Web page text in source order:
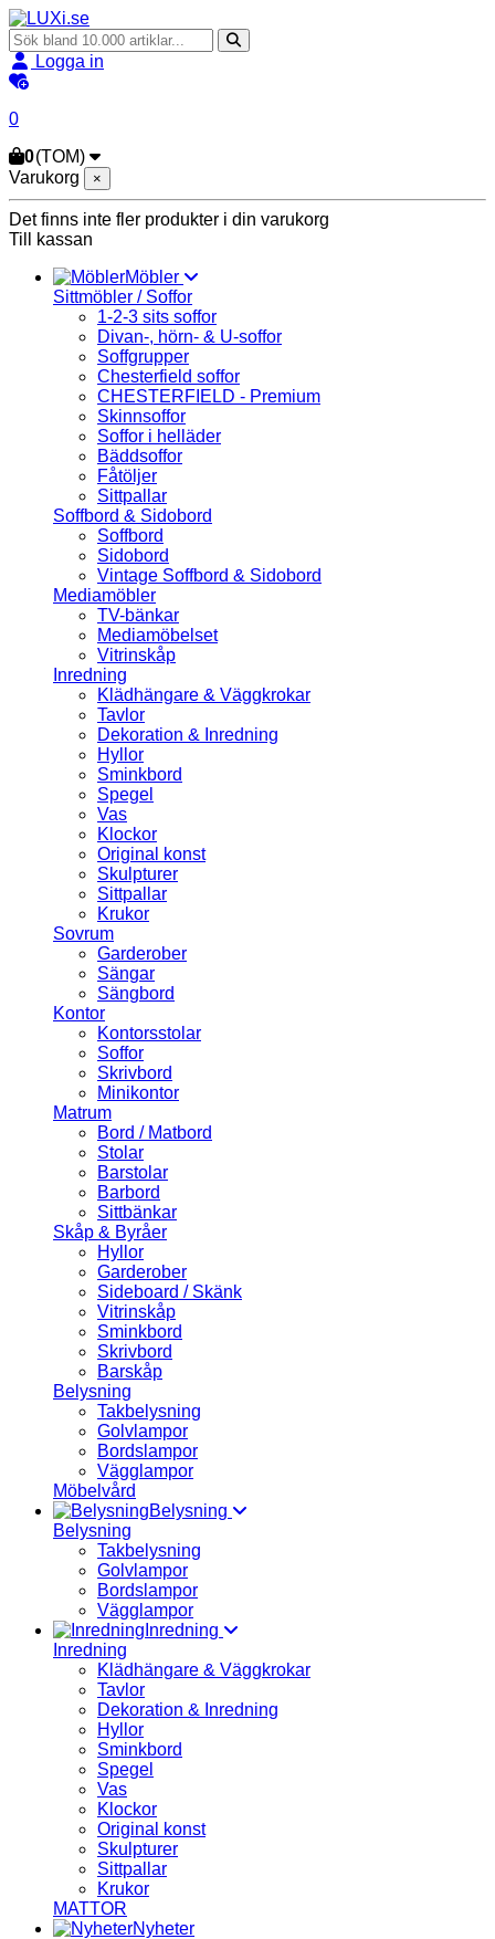
Logga in
0
0(TOM)
Varukorg
×
Det finns inte fler produkter i din varukorg
Till kassan
Möbler
Sittmöbler / Soffor
1-2-3 sits soffor
Divan-, hörn- & U-soffor
Soffgrupper
Chesterfield soffor
CHESTERFIELD - Premium
Skinnsoffor
Soffor i helläder
Bäddsoffor
Fåtöljer
Sittpallar
Soffbord & Sidobord
Soffbord
Sidobord
Vintage Soffbord & Sidobord
Mediamöbler
TV-bänkar
Mediamöbelset
Vitrinskåp
Inredning
Klädhängare & Väggkrokar
Tavlor
Dekoration & Inredning
Hyllor
Sminkbord
Spegel
Vas
Klockor
Original konst
Skulpturer
Sittpallar
Krukor
Sovrum
Garderober
Sängar
Sängbord
Kontor
Kontorsstolar
Soffor
Skrivbord
Minikontor
Matrum
Bord / Matbord
Stolar
Barstolar
Barbord
Sittbänkar
Skåp & Byråer
Hyllor
Garderober
Sideboard / Skänk
Vitrinskåp
Sminkbord
Skrivbord
Barskåp
Belysning
Takbelysning
Golvlampor
Bordslampor
Vägglampor
Möbelvård
Belysning
Belysning
Takbelysning
Golvlampor
Bordslampor
Vägglampor
Inredning
Inredning
Klädhängare & Väggkrokar
Tavlor
Dekoration & Inredning
Hyllor
Sminkbord
Spegel
Vas
Klockor
Original konst
Skulpturer
Sittpallar
Krukor
MATTOR
Nyheter